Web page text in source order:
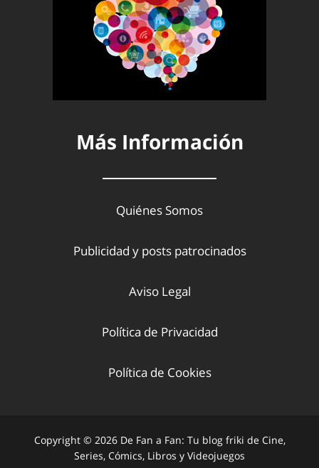
Más Información
Quiénes Somos
Publicidad y posts patrocinados
Aviso Legal
Política de Privacidad
Política de Cookies
Copyright © 2026 De Fan a Fan: Tu blog friki de Cine,
Series, Cómics, Libros y Videojuegos